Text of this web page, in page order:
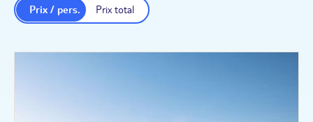
Prix total
Prix / pers.